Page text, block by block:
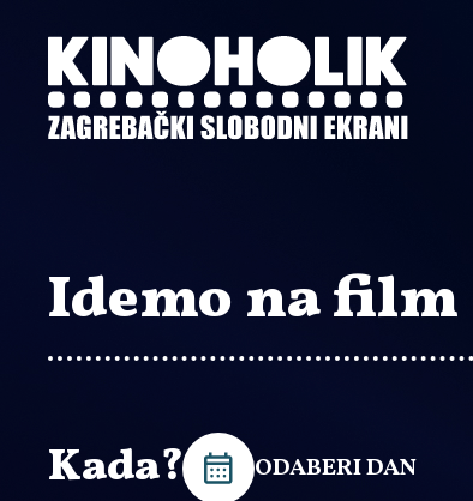
sadržaj
Idemo na film
Kada? ODABERI DAN